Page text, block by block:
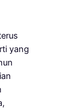
yang